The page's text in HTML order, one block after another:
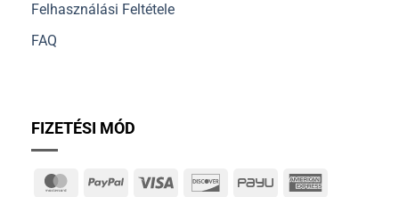
Felhasználási Feltétele
FAQ
FIZETÉSI MÓD
MasterCardPayPal Visa DiscoverPayU